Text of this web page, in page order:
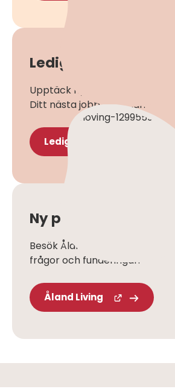
Lediga jobb på Åland
Upptäck nya
Ditt nästa jobb finns här.
Lediga jobb
Ny på Åland
Besök Åland Living så får du
frågor och funderingar.
Åland Living